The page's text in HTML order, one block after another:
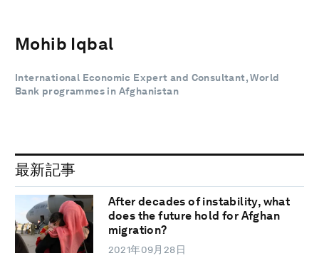
Mohib Iqbal
International Economic Expert and Consultant, World
Bank programmes in Afghanistan
最新記事
After decades of instability, what
does the future hold for Afghan
migration?
2021年09月28日